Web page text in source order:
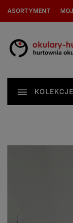
ASORTYMENT
KOLEKCJE